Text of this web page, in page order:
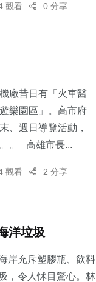
觀看 0 分享
廠昔日有「火車醫
樂園區」。高市府
、週日導覽活動，
。 高雄市長...
觀看 2 分享
洋垃圾
岸充斥塑膠瓶、飲料
，令人怵目驚心。林